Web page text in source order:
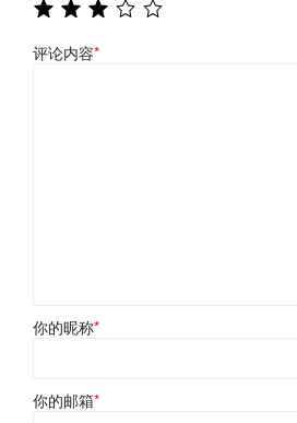
评论内容*
你的昵称*
你的邮箱*